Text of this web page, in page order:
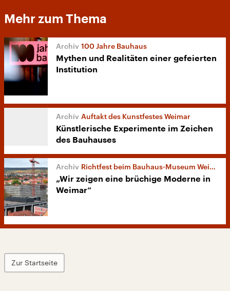
Mehr zum Thema
100 Jahre Bauhaus
Mythen und Realitäten einer gefeierten
Institution
Auftakt des Kunstfestes Weimar
Künstlerische Experimente im Zeichen
des Bauhauses
Richtfest beim Bauhaus-Museum Weimar
„Wir zeigen eine brüchige Moderne in
Weimar“
Zur Startseite